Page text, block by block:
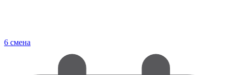
6 смена